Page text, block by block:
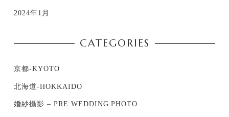
2024年1月
CATEGORIES
京都-KYOTO
北海道-HOKKAIDO
婚紗攝影 – PRE WEDDING PHOTO